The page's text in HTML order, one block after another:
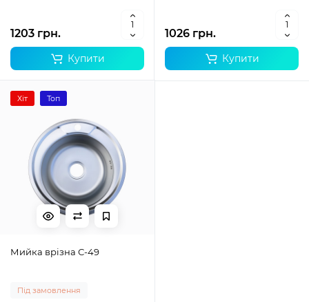
1203 грн.
Купити
1026 грн.
Купити
Хіт Топ
Мийка врізна С-49
Під замовлення